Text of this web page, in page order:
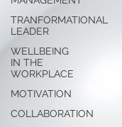
TRANFORMATIONAL
LEADER
WELLBEING
IN THE
WORKPLACE
MOTIVATION
COLLABORATION